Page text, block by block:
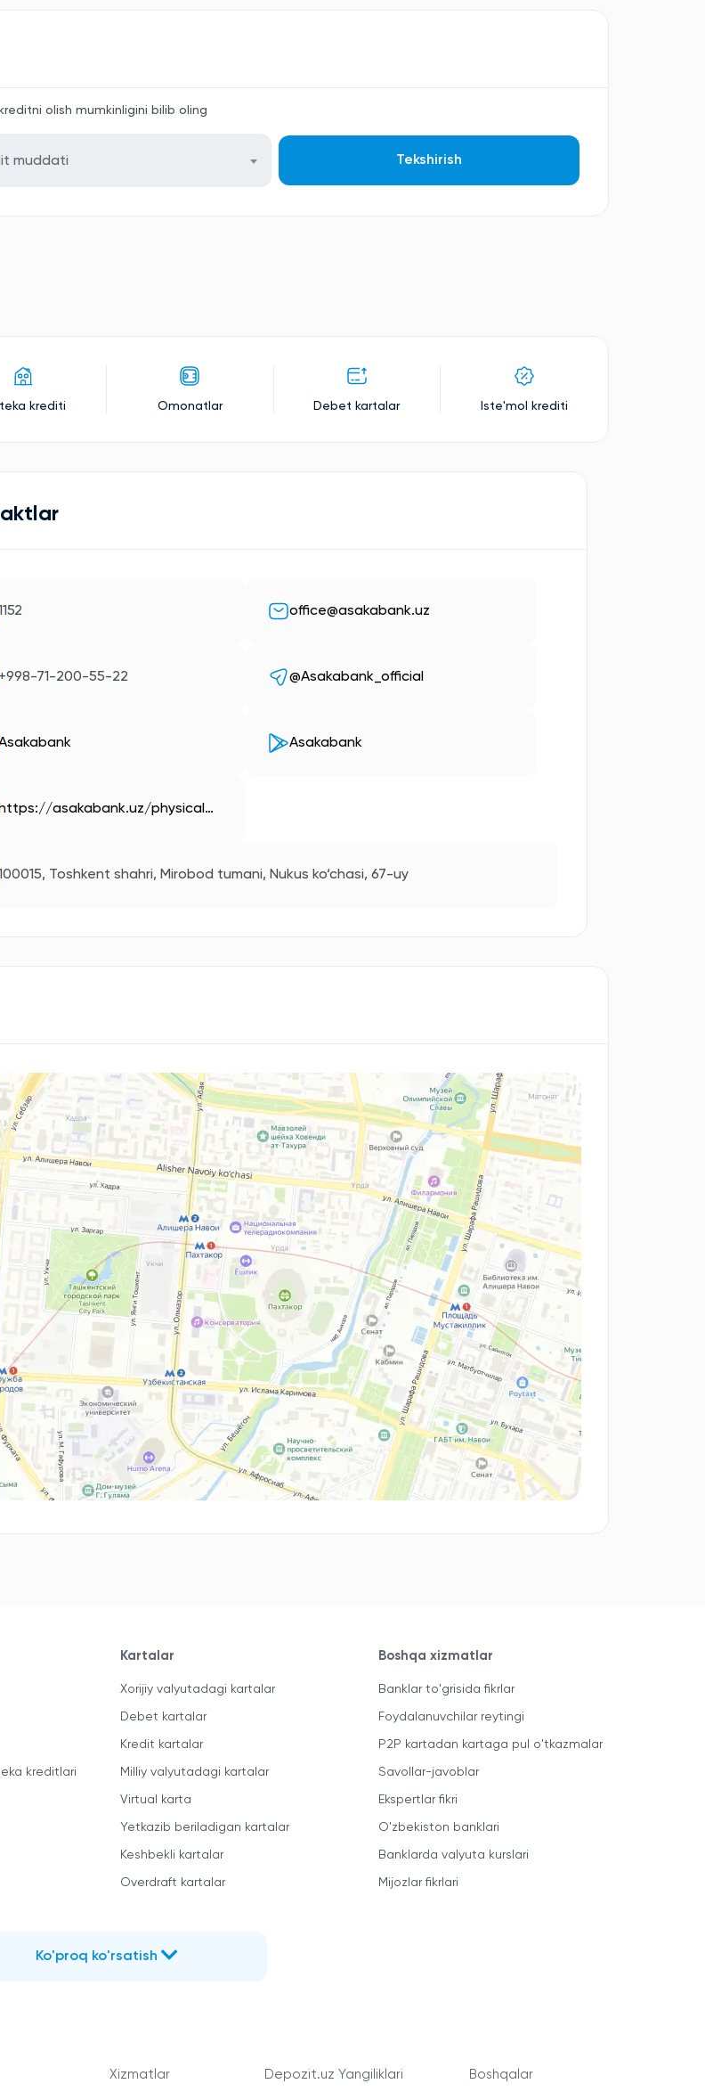
olish mumkinligini bilib oling
muddati Tekshirish
krediti Omonatlar Debet kartalar Iste'mol krediti
office@asakabank.uz
+998-71-200-55-22 @Asakabank_official
Asakabank
https://asakabank.uz/physical…
Toshkent shahri, Mirobod tumani, Nukus ko‘chasi, 67-uy
kreditlari
Kartalar
Xorijiy valyutadagi kartalar
Debet kartalar
Kredit kartalar
Milliy valyutadagi kartalar
Virtual karta
Yetkazib beriladigan kartalar
Keshbekli kartalar
Overdraft kartalar
Boshqa xizmatlar
Banklar to'grisida fikrlar
Foydalanuvchilar reytingi
P2P kartadan kartaga pul o'tkazmalar
Savollar-javoblar
Ekspertlar fikri
O'zbekiston banklari
Banklarda valyuta kurslari
Mijozlar fikrlari
Ko'proq ko'rsatish
Xizmatlar Depozit.uz Yangiliklari Boshqalar